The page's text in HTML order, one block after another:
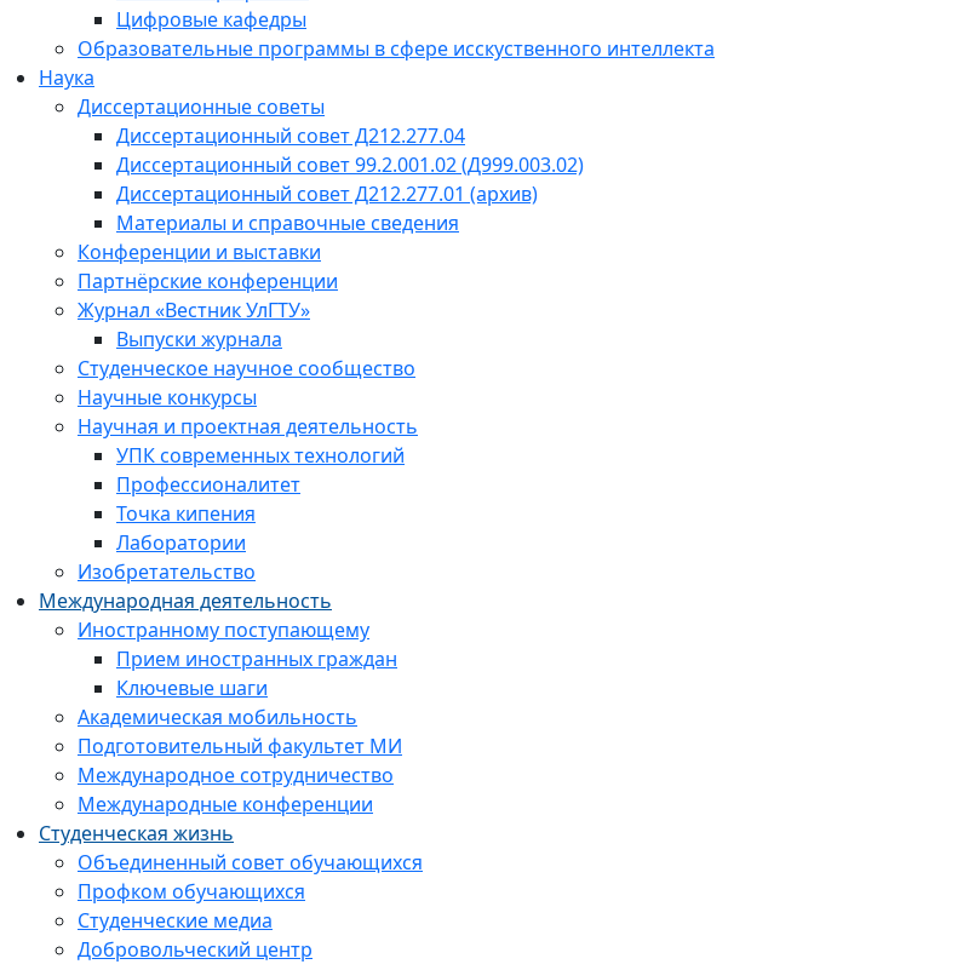
Цифровые кафедры
Образовательные программы в сфере исскуственного интеллекта
Наука
Диссертационные советы
Диссертационный совет Д212.277.04
Диссертационный совет 99.2.001.02 (Д999.003.02)
Диссертационный совет Д212.277.01 (архив)
Материалы и справочные сведения
Конференции и выставки
Партнёрские конференции
Журнал «Вестник УлГТУ»
Выпуски журнала
Студенческое научное сообщество
Научные конкурсы
Научная и проектная деятельность
УПК современных технологий
Профессионалитет
Точка кипения
Лаборатории
Изобретательство
Международная деятельность
Иностранному поступающему
Прием иностранных граждан
Ключевые шаги
Академическая мобильность
Подготовительный факультет МИ
Международное сотрудничество
Международные конференции
Студенческая жизнь
Объединенный совет обучающихся
Профком обучающихся
Студенческие медиа
Добровольческий центр